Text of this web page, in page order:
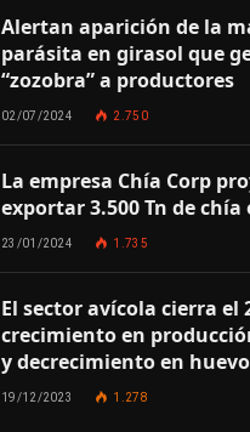
Alertan aparición de la
parásita en girasol que
“zozobra” a productores
02/07/2024 2.750
La empresa Chía Corp
exportar 3.500 Tn de chía
23/01/2024 1.735
El sector avícola cierra el
crecimiento en
y decrecimiento en
19/12/2023 1.278